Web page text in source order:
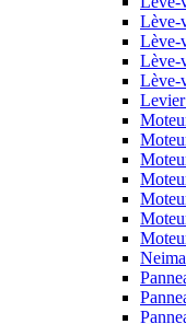
Lève-
Lève-
Lève-
Lève-
Levier